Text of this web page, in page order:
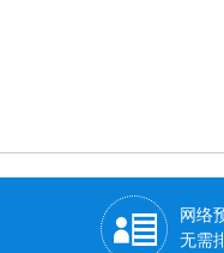
网络
无需